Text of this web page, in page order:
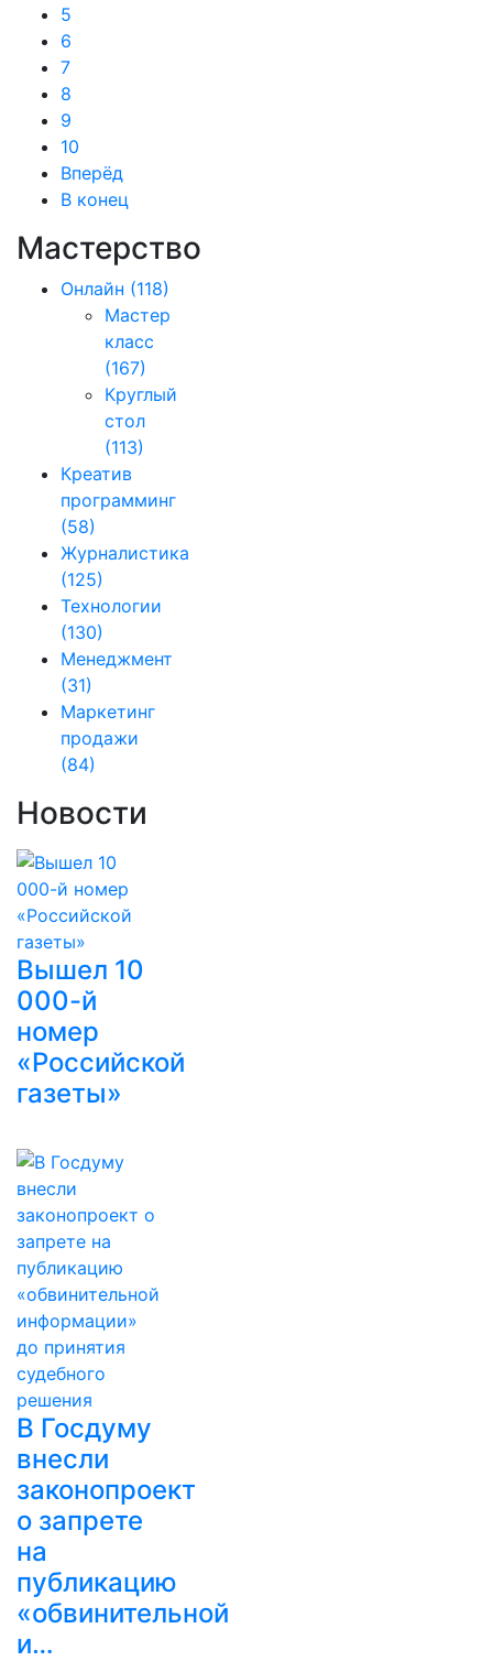
5
6
7
8
9
10
Вперёд
В конец
Мастерство
Онлайн (118)
Мастер
класс
(167)
Круглый
стол
(113)
Креатив
программинг
(58)
Журналистика
(125)
Технологии
(130)
Менеджмент
(31)
Маркетинг
продажи
(84)
Новости
Вышел 10
000-й
номер
«Российской
газеты»
В Госдуму
внесли
законопроект
о запрете
на
публикацию
«обвинительной
и…